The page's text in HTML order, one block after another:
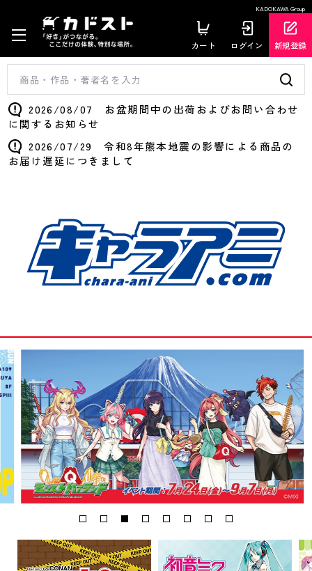
KADOKAWA Group
カート ログイン 新規登録
2026/08/07 お盆期間中の出荷およびお問い合わせ
に関するお知らせ
2026/07/29 令和8年熊本地震の影響による商品の
お届け遅延につきまして